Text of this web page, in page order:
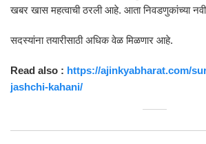
खबर खास महत्वाची ठरली आहे. आता निवडणुकांच्या
सदस्यांना तयारीसाठी अधिक वेळ मिळणार आहे.
Read also : https://ajinkyabharat.com/
jashchi-kahani/